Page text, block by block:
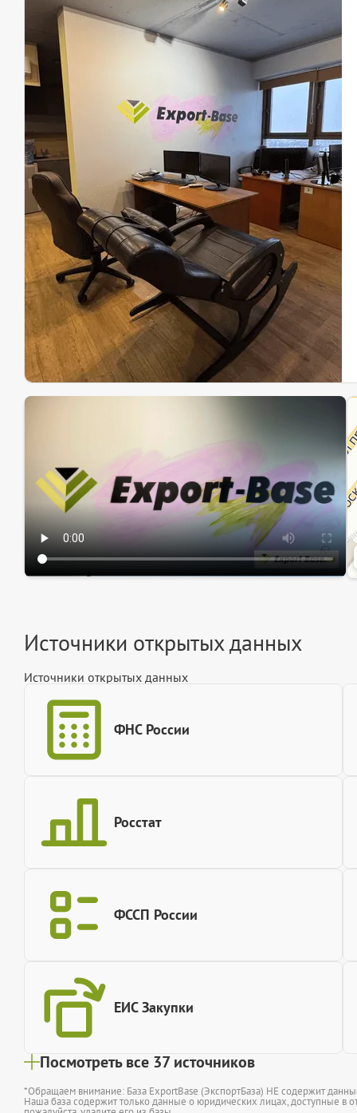
Источники открытых данных
Источники открытых данных
ФНС России
Росстат
ФССП России
ЕИС Закупки
Посмотреть все 37 источников
*Обращаем внимание: База ExportBase (ЭкспортБаза) НЕ содержит
Наша база содержит только данные о юридических лицах, доступные в